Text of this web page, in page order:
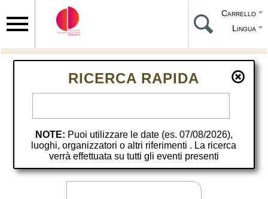
Carrello
Lingua
RICERCA RAPIDA
NOTE: Puoi utilizzare le date (es. 07/08/2026),
luoghi, organizzatori o altri riferimenti . La ricerca
verrà effettuata su tutti gli eventi presenti